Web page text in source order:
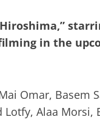
in the
Omar, Basem
Alaa Morsi,